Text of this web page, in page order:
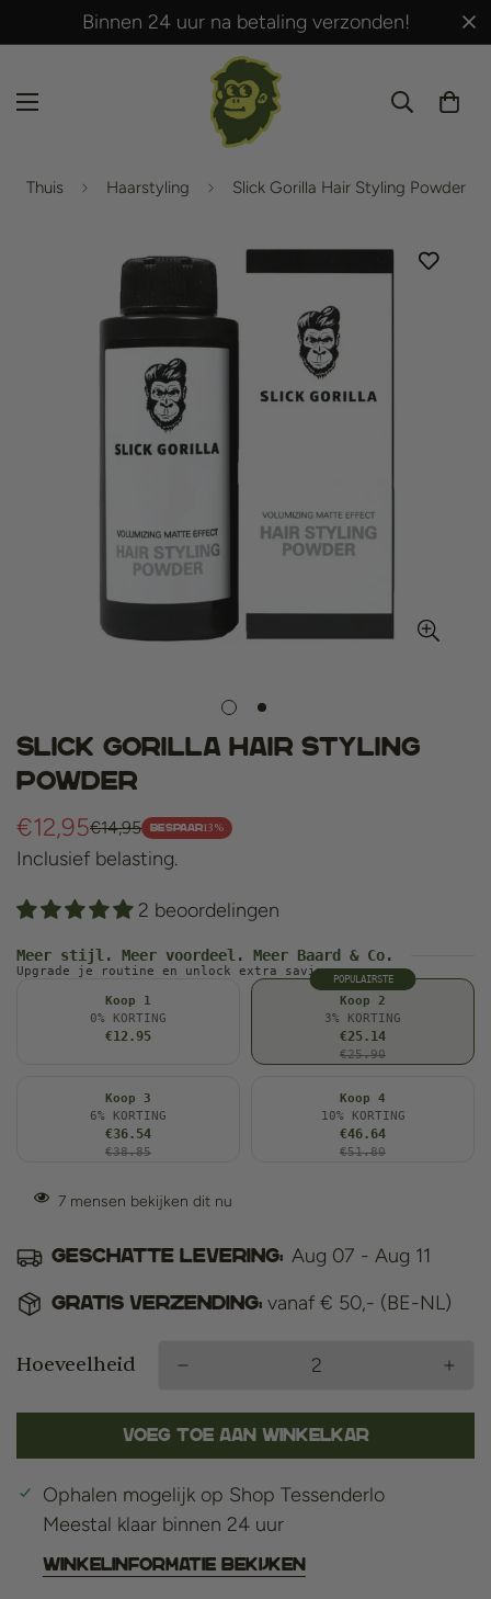
Binnen 24 uur na betaling verzonden!
Thuis Haarstyling Slick Gorilla Hair Styling Powder
Slick Gorilla Hair Styling
Powder
Verkoopprijs
€12,95
Normale
prijs
€14,95 BESPAAR13%
Inclusief belasting.
2 beoordelingen
Meer stijl. Meer voordeel. Meer Baard & Co.
Upgrade je routine en unlock extra savings.
Koop 1
0% KORTING
€12.95
POPULAIRSTE
Koop 2
3% KORTING
€25.14
€25.90
Koop 3
6% KORTING
€36.54
€38.85
Koop 4
10% KORTING
€46.64
€51.80
7 mensen bekijken dit nu
Geschatte levering: Aug 07 - Aug 11
Gratis verzending: vanaf € 50,- (BE-NL)
Hoeveelheid
Voeg toe aan winkelkar
Ophalen mogelijk op Shop Tessenderlo
Meestal klaar binnen 24 uur
Winkelinformatie bekijken